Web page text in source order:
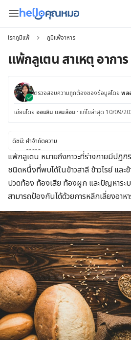
โรคภูมิแพ้ ภูมิแพ้อาหาร
แพ้กลูเตน สาเหตุ อากา
ตรวจสอบความถูกต้องของข้อมูลโดย พล
เขียนโดย ออมสิน แสนล้อม · แก้ไขล่าสุด 10/09/
ดัชนี: คำจำกัดความ
อาการ
สาเหตุ
ปัจจัยเสี่ยง
การวินิจฉัยและการรักษา
การเปลี่ยนไลฟ์สไตล์และการดูแลตัวเอง
แพ้กลูเตน หมายถึงภาวะที่ร่างกายมีปฏิกิ
ชนิดหนึ่งที่พบได้ในข้าวสาลี ข้าวไรย์ และ
ปวดท้อง ท้องเสีย ท้องผูก และปัญหาระ
สามารถป้องกันได้ด้วยการหลีกเลี่ยงอาห